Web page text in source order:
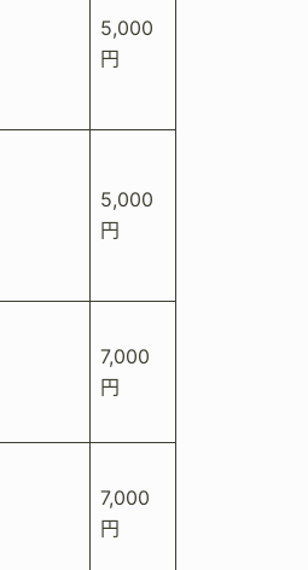
5,000
円
5,000
円
7,000
円
7,000
円